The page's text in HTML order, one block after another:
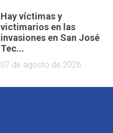
Hay víctimas y
victimarios en las
invasiones en San José
Tec...
07 de agosto de 2026